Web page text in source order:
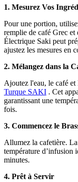
1. Mesurez Vos
Pour une portion,
remplie de café Grec
Électrique Saki peut
ajustez les mesures en
2. Mélangez dans la
Ajoutez l'eau, le café et
Turque SAKI . Cet
garantissant une
fois.
3. Commencez le
Allumez la cafetière.
température d’infusion
minutes.
4. Prêt à Servir